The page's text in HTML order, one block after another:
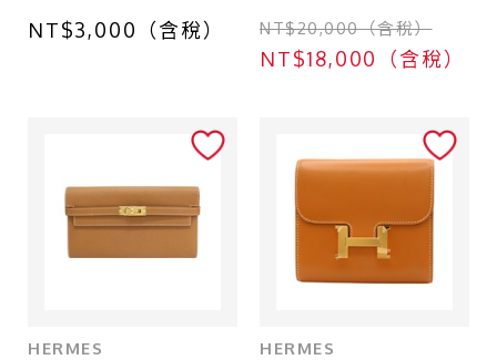
NT$3,000（含稅）
NT$20,000（含稅）
NT$18,000（含稅）
HERMES HERMES